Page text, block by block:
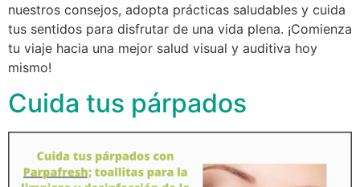
nuestros consejos, adopta prácticas saludables y cuida
tus sentidos para disfrutar de una vida plena. ¡Comienza
tu viaje hacia una mejor salud visual y auditiva hoy
mismo!
Cuida tus párpados